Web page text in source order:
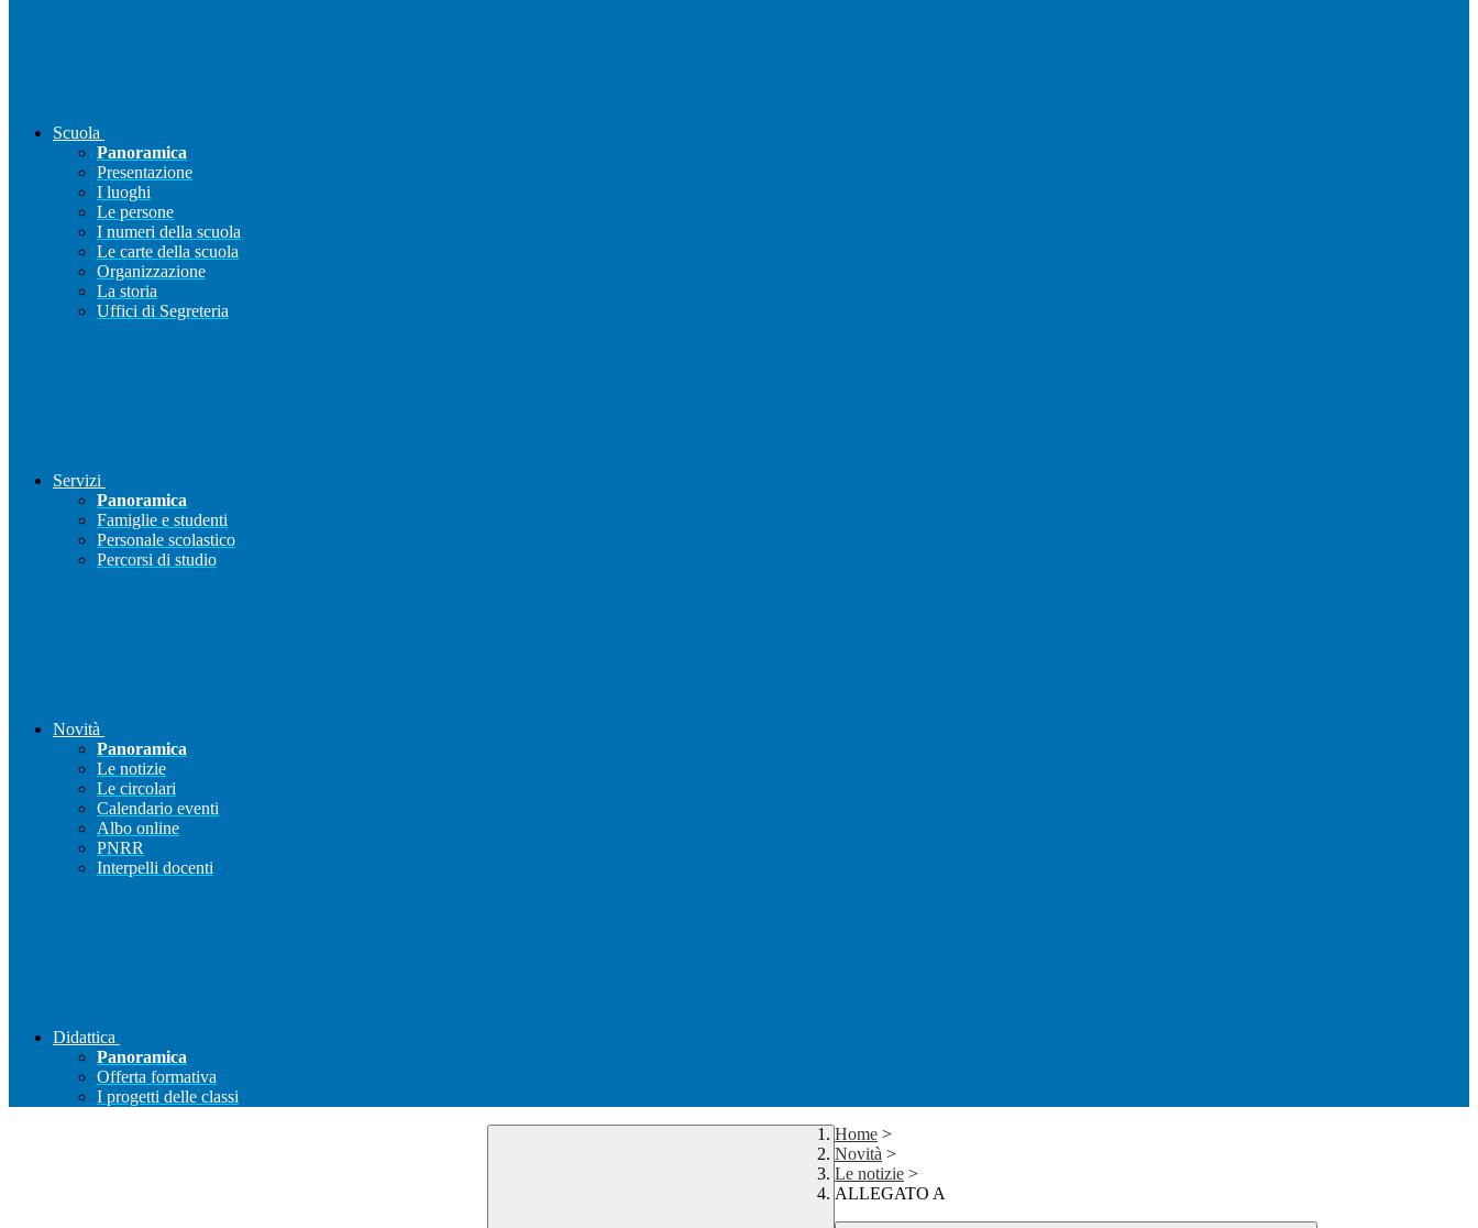
Scuola
Panoramica
Presentazione
I luoghi
Le persone
I numeri della scuola
Le carte della scuola
Organizzazione
La storia
Uffici di Segreteria
Servizi
Panoramica
Famiglie e studenti
Personale scolastico
Percorsi di studio
Novità
Panoramica
Le notizie
Le circolari
Calendario eventi
Albo online
PNRR
Interpelli docenti
Didattica
Panoramica
Offerta formativa
I progetti delle classi
Home >
Novità >
Le notizie >
ALLEGATO A